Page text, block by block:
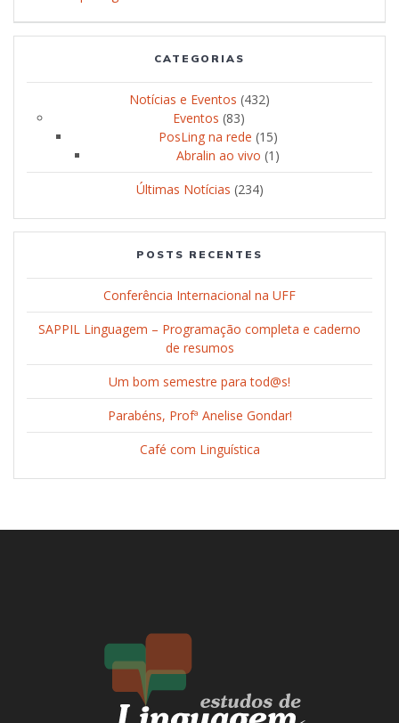
CATEGORIAS
Notícias e Eventos (432)
Eventos (83)
PosLing na rede (15)
Abralin ao vivo (1)
Últimas Notícias (234)
POSTS RECENTES
Conferência Internacional na UFF
SAPPIL Linguagem – Programação completa e caderno
de resumos
Um bom semestre para tod@s!
Parabéns, Profª Anelise Gondar!
Café com Linguística